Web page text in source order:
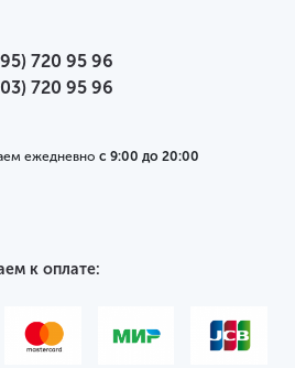
720 95 96
720 95 96
ежедневнос 9:00 до 20:00
к оплате: